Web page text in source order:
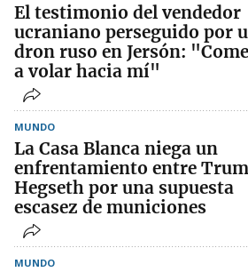
El testimonio del vendedor
ucraniano perseguido por
dron ruso en Jersón:
a volar hacia mí"
MUNDO
La Casa Blanca niega un
enfrentamiento entre
Hegseth por una supuesta
escasez de municiones
MUNDO